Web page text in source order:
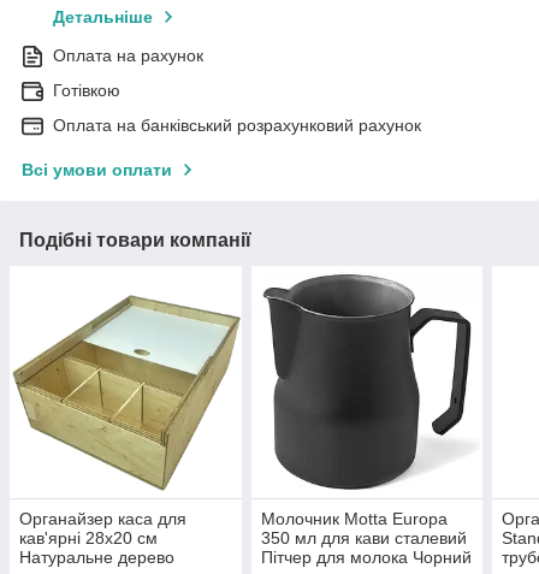
Детальніше
Оплата на рахунок
Готівкою
Оплата на банківський розрахунковий рахунок
Всі умови оплати
Подібні товари компанії
Органайзер каса для
кав'ярні 28х20 см
Натуральне дерево
Молочник Motta Europa
350 мл для кави сталевий
Пітчер для молока Чорний